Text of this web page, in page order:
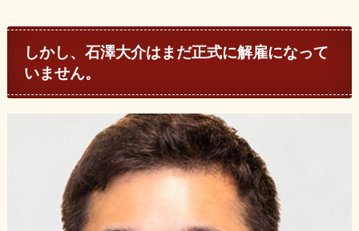
しかし、石澤大介はまだ正式に解雇になって
いません。